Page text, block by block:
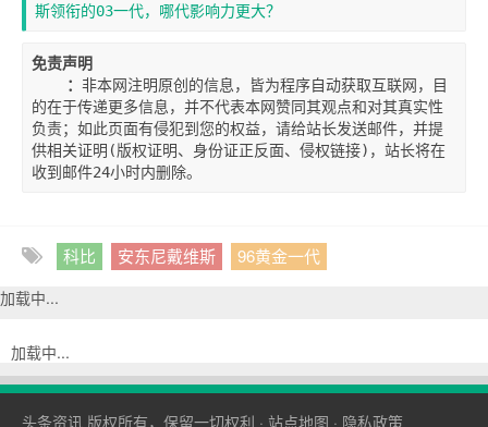
斯领衔的03一代，哪代影响力更大？
免责声明
    ：
非本网注明原创的信息，皆为程序自动获取互联网，目
的在于传递更多信息，并不代表本网赞同其观点和对其真实性
负责；如此页面有侵犯到您的权益，请给站长发送邮件，并提
供相关证明(版权证明、身份证正反面、侵权链接)，站长将在
收到邮件24小时内删除。
科比 安东尼戴维斯 96黄金一代
加载中...
加载中...
头条资讯 版权所有，保留一切权利 · 站点地图 · 隐私政策